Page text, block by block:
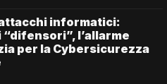
informatici:
“difensori”, l’allarme
per la Cybersicurezza